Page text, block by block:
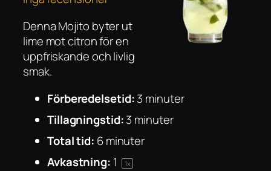
Denna Mojito byter ut
lime mot citron för en
uppfriskande och livlig
smak.
Förberedelsetid:3 minuter
Tillagningstid:3 minuter
Total tid: 6 minuter
Avkastning: 1 1x